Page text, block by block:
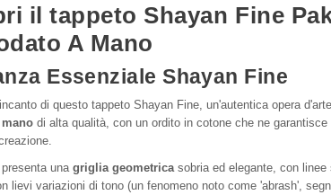
il tappeto Shayan Fine
A Mano
Essenziale Shayan Fine
di questo tappeto Shayan Fine, un'autentica opera
di alta qualità, con un ordito in cotone che ne
una griglia geometrica sobria ed elegante, con
lievi variazioni di tono (un fenomeno noto come 'abrash',